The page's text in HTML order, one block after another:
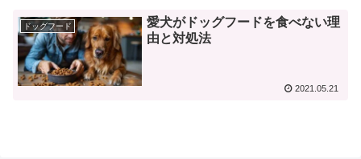
ドッグフード
愛犬がドッグフードを食べない理
由と対処法
2021.05.21